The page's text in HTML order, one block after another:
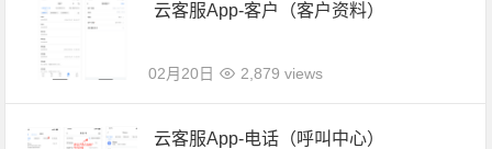
云客服App-客户（客户资料）
02月20日 2,879 views
云客服App-电话（呼叫中心）